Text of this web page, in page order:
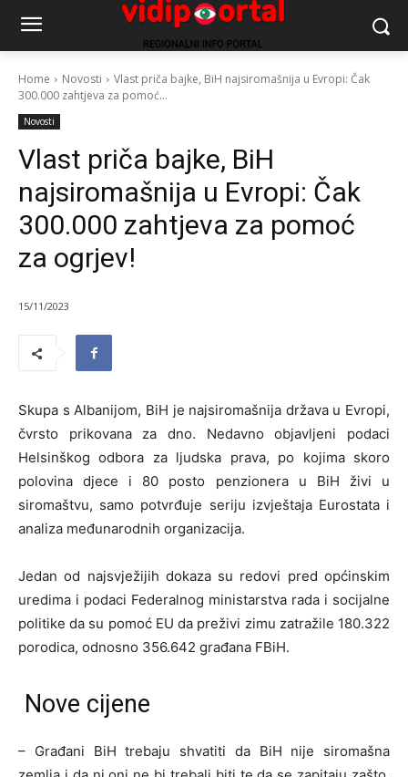
Home Novosti
Vlast priča bajke, BiH najsiromašnija u Evropi: Čak
300.000 zahtjeva za pomoć...
Novosti
Vlast priča bajke, BiH
najsiromašnija u Evropi: Čak
300.000 zahtjeva za pomoć
za ogrjev!
15/11/2023
Skupa s Albanijom, BiH je najsiromašnija država u Evropi,
čvrsto prikovana za dno. Nedavno objavljeni podaci
Helsinškog odbora za ljudska prava, po kojima skoro
polovina djece i 80 posto penzionera u BiH živi u
siromaštvu, samo potvrđuje seriju izvještaja Eurostata i
analiza međunarodnih organizacija.
Jedan od najsvježijih dokaza su redovi pred općinskim
uredima i podaci Federalnog ministarstva rada i socijalne
politike da su pomoć EU da preživi zimu zatražile 180.322
porodica, odnosno 356.642 građana FBiH.
Nove cijene
– Građani BiH trebaju shvatiti da BiH nije siromašna